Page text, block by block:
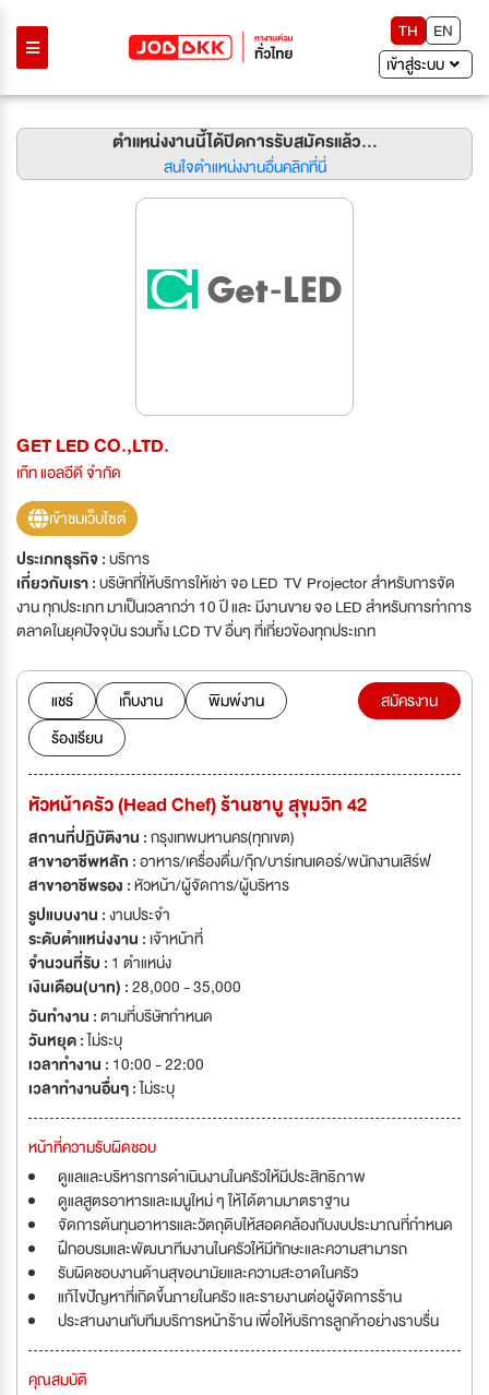
TH
EN
เข้าสู่ระบบ
ตำแหน่งงานนี้ได้ปิดการรับสมัครแล้ว...
สนใจตำแหน่งงานอื่นคลิกที่นี่
GET LED CO.,LTD.
เก๊ท แอลอีดี จำกัด
เข้าชมเว็บไซต์
ประเภทธุรกิจ :บริการ
เกี่ยวกับเรา :บริษัทที่ให้บริการให้เช่า จอ LED TV Projector สำหรับการจัด
งาน ทุกประเภท มาเป็นเวลากว่า 10 ปี และ มีงานขาย จอ LED สำหรับการทำการ
ตลาดในยุคปัจจุบัน รวมทั้ง LCD TV อื่นๆ ที่เกี่ยวข้องทุกประเภท
แชร์ เก็บงาน
พิมพ์งาน
ร้องเรียน
สมัครงาน
หัวหน้าครัว (Head Chef) ร้านชาบู สุขุมวิท 42
สถานที่ปฏิบัติงาน :กรุงเทพมหานคร(ทุกเขต)
สาขาอาชีพหลัก :อาหาร/เครื่องดื่ม/กุ๊ก/บาร์เทนเดอร์/พนักงานเสิร์ฟ
สาขาอาชีพรอง :หัวหน้า/ผู้จัดการ/ผู้บริหาร
รูปแบบงาน :งานประจำ
ระดับตำแหน่งงาน : เจ้าหน้าที่
จำนวนที่รับ : 1 ตำแหน่ง
เงินเดือน(บาท) :28,000 - 35,000
วันทำงาน :ตามที่บริษัทกำหนด
วันหยุด :ไม่ระบุ
เวลาทำงาน : 10:00 - 22:00
เวลาทำงานอื่นๆ :ไม่ระบุ
หน้าที่ความรับผิดชอบ
ดูแลและบริหารการดำเนินงานในครัวให้มีประสิทธิภาพ
ดูแลสูตรอาหารและเมนูใหม่ ๆ ให้ได้ตามมาตราฐาน
จัดการต้นทุนอาหารและวัตถุดิบให้สอดคล้องกับงบประมาณที่กำหนด
ฝึกอบรมและพัฒนาทีมงานในครัวให้มีทักษะและความสามารถ
รับผิดชอบงานด้านสุขอนามัยและความสะอาดในครัว
แก้ไขปัญหาที่เกิดขึ้นภายในครัว และรายงานต่อผู้จัดการร้าน
ประสานงานกับทีมบริการหน้าร้าน เพื่อให้บริการลูกค้าอย่างราบรื่น
คุณสมบัติ